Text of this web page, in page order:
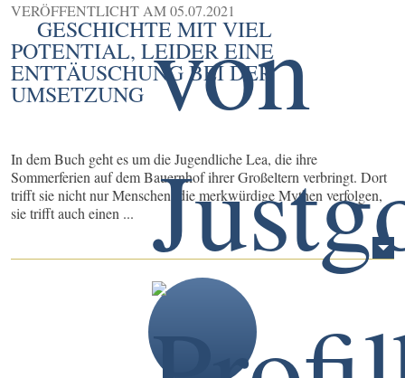
VERÖFFENTLICHT AM05.07.2021
GESCHICHTE MIT VIEL
POTENTIAL, LEIDER EINE
ENTTÄUSCHUNG BEI DER
UMSETZUNG
In dem Buch geht es um die Jugendliche Lea, die ihre
Sommerferien auf dem Bauernhof ihrer Großeltern verbringt. Dort
trifft sie nicht nur Menschen, die merkwürdige Mythen verfolgen,
sie trifft auch einen ...